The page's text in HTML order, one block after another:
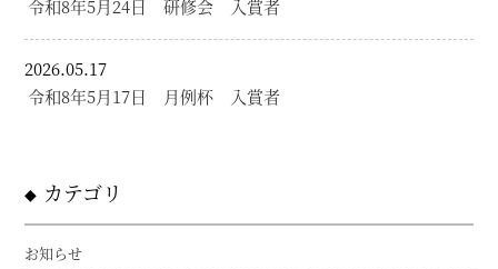
令和8年5月24日 研修会 入賞者
2026.05.17
令和8年5月17日 月例杯 入賞者
カテゴリ
お知らせ